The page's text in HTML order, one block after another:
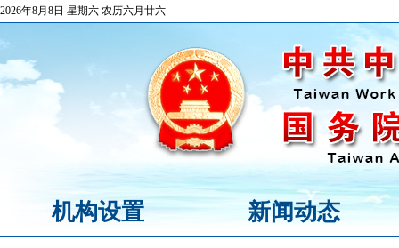
2026年8月8日 星期六 农历六月廿六
机构设置 新闻动态